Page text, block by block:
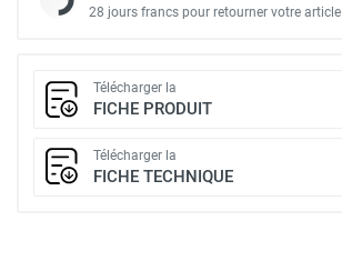
28 jours francs pour retourner votre article
Télécharger la
FICHE PRODUIT
Télécharger la
FICHE TECHNIQUE